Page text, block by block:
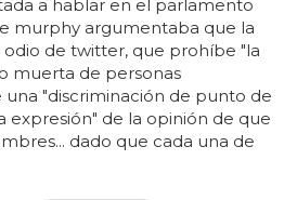
a hablar en el parlamento
murphy argumentaba que la
de twitter, que prohíbe "la
muerta de personas
"discriminación de punto de
expresión" de la opinión de que
dado que cada una de